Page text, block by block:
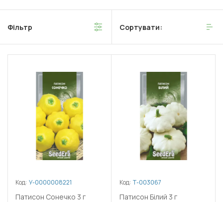
Фільтр Сортувати:
Код: У-0000008221
Патисон Сонечко 3 г
Код: Т-003067
Патисон Білий 3 г